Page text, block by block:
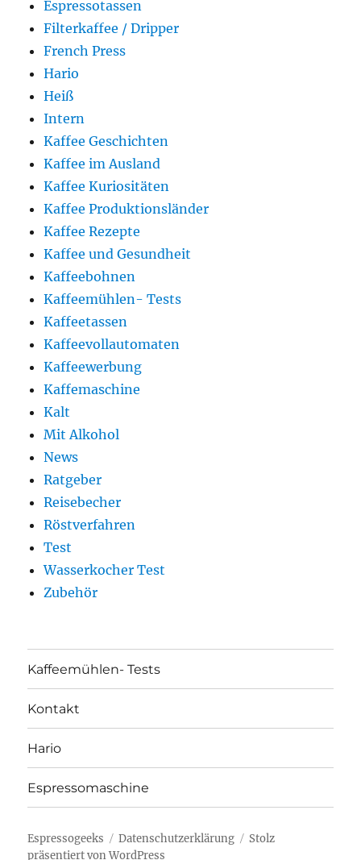
Espressotassen
Filterkaffee / Dripper
French Press
Hario
Heiß
Intern
Kaffee Geschichten
Kaffee im Ausland
Kaffee Kuriositäten
Kaffee Produktionsländer
Kaffee Rezepte
Kaffee und Gesundheit
Kaffeebohnen
Kaffeemühlen- Tests
Kaffeetassen
Kaffeevollautomaten
Kaffeewerbung
Kaffemaschine
Kalt
Mit Alkohol
News
Ratgeber
Reisebecher
Röstverfahren
Test
Wasserkocher Test
Zubehör
Kaffeemühlen- Tests
Kontakt
Hario
Espressomaschine
Espressogeeks Datenschutzerklärung
Stolz
präsentiert von WordPress